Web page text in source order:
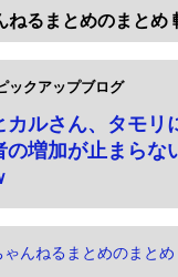
ねるまとめのまとめ
ックアップブログ
カルさん、タモリ
の増加が止まらな
ゃんねるまとめのまと